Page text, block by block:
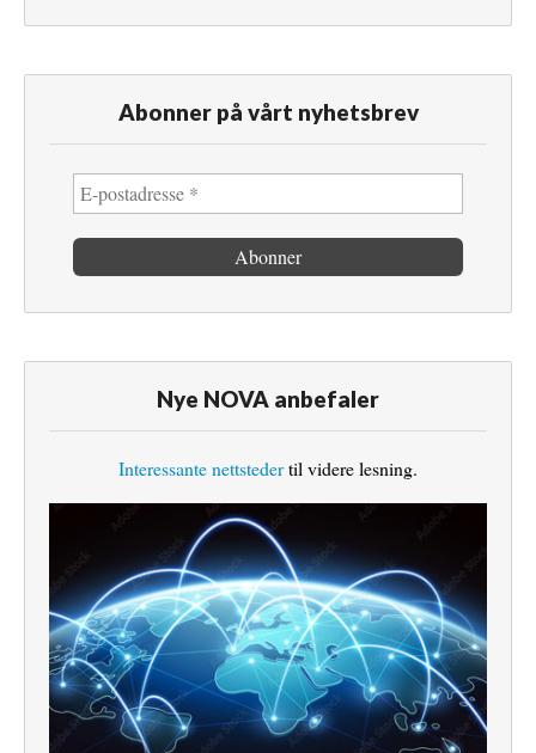
Abonner på vårt nyhetsbrev
Nye NOVA anbefaler
Interessante nettstedertil videre lesning.